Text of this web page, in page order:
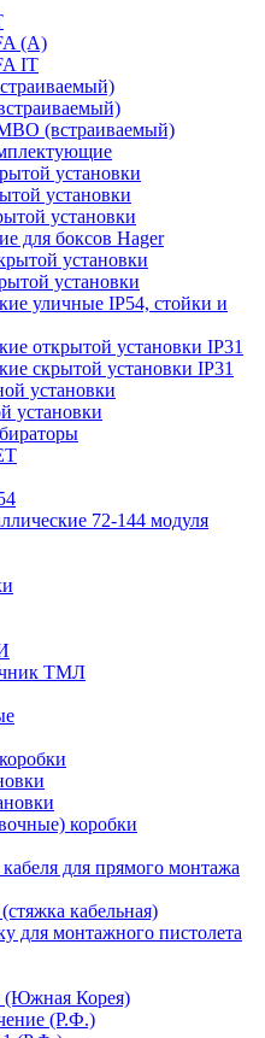
(А)
IT
(встраиваемый)
установки
установки
установки
для боксов Hager
установки
установки
уличные IP54, стойки и
открытой установки IP31
скрытой установки IP31
установки
установки
72-144 модуля
ТМЛ
коробки
для прямого монтажа
кабельная)
для монтажного пистолета
(Южная Корея)
(Р.Ф.)